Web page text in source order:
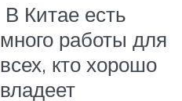
В Китае есть
много работы для
всех, кто хорошо
владеет